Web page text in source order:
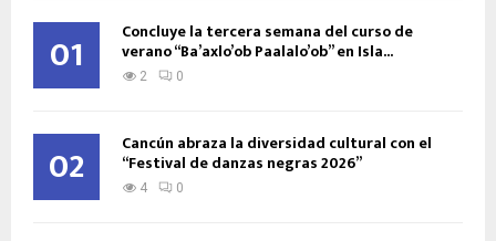
01 Concluye la tercera semana del curso de
verano “Ba’axlo’ob Paalalo’ob” en Isla...
2 0
02 Cancún abraza la diversidad cultural con el
“Festival de danzas negras 2026”
4 0